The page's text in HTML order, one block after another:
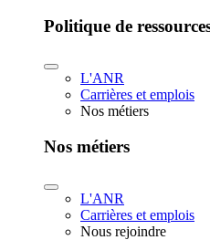
Politique de
L'ANR
Carrières et emplois
Nos métiers
Nos métiers
L'ANR
Carrières et emplois
Nous rejoindre